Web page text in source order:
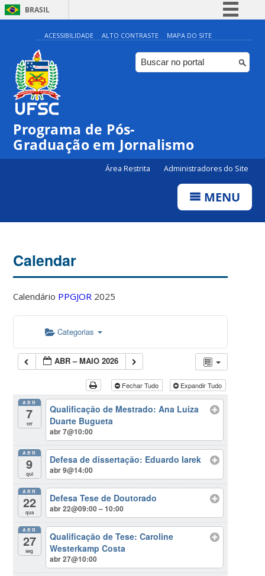
BRASIL
Simplifique!
Comunica BR
Participe
ACESSIBILIDADE ALTO CONTRASTE MAPA DO SITE
Programa de Pós-
Graduação em Jornalismo
Área Restrita Administradores do Site
MENU
Calendar
Calendário PPGJOR 2025
Categorias
ABR – MAIO 2026
Fechar Tudo Expandir Tudo
ABR
7
ter
Qualificação de Mestrado: Ana Luiza
Duarte Bugueta
abr 7@10:00
ABR
9
qui
Defesa de dissertação: Eduardo Iarek
abr 9@14:00
ABR
22
qua
Defesa Tese de Doutorado
abr 22@09:00 – 10:00
ABR
27
seg
Qualificação de Tese: Caroline
Westerkamp Costa
abr 27@10:00